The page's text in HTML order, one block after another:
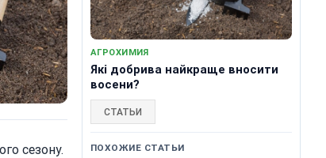
сезону.
АГРОХИМИЯ
Які добрива найкраще вносити
восени?
СТАТЬИ
ПОХОЖИЕ СТАТЬИ